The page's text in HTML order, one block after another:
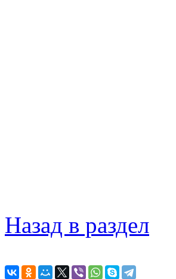
Назад в раздел